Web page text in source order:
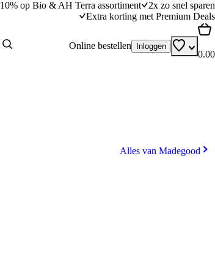
10% op Bio & AH Terra assortiment
2x zo snel sparen
Extra korting met Premium Deals
Online bestellen Inloggen
0.00
Alles van Madegood